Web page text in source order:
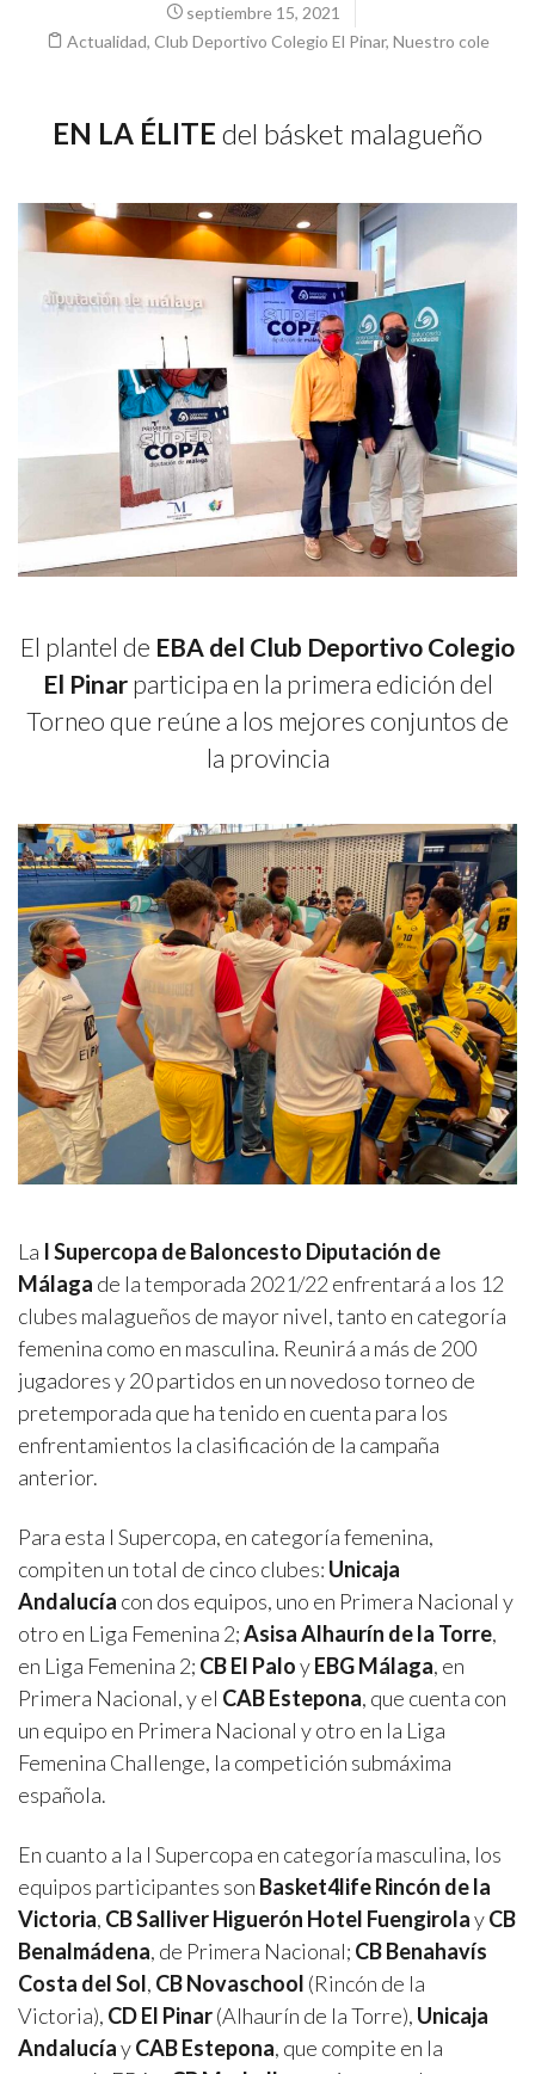
septiembre 15, 2021
Actualidad, Club Deportivo Colegio El Pinar, Nuestro cole
EN LA ÉLITE del básket malagueño
El plantel de EBA del Club Deportivo Colegio
El Pinarparticipa en la primera edición del
Torneo que reúne a los mejores conjuntos de
la provincia
La I Supercopa de Baloncesto Diputación de
Málaga de la temporada 2021/22 enfrentará a los 12
clubes malagueños de mayor nivel, tanto en categoría
femenina como en masculina. Reunirá a más de 200
jugadores y 20 partidos en un novedoso torneo de
pretemporada que ha tenido en cuenta para los
enfrentamientos la clasificación de la campaña
anterior.
Para esta I Supercopa, en categoría femenina,
compiten un total de cinco clubes: Unicaja
Andalucía con dos equipos, uno en Primera Nacional y
otro en Liga Femenina 2;Asisa Alhaurín de la Torre,
en Liga Femenina 2; CB El PaloyEBG Málaga, en
Primera Nacional, y el CAB Estepona, que cuenta con
un equipo en Primera Nacional y otro en la Liga
Femenina Challenge, la competición submáxima
española.
En cuanto a la I Supercopa en categoría masculina, los
equipos participantes son Basket4life Rincón de la
Victoria, CB Salliver Higuerón Hotel FuengirolayCB
Benalmádena, de Primera Nacional; CB Benahavís
Costa del Sol, CB Novaschool (Rincón de la
Victoria), CD El Pinar(Alhaurín de la Torre), Unicaja
AndalucíayCAB Estepona, que compite en la